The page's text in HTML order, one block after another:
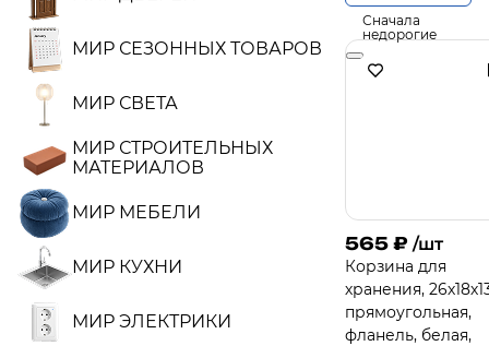
МИР СЕЗОННЫХ ТОВАРОВ
МИР СВЕТА
МИР СТРОИТЕЛЬНЫХ
МАТЕРИАЛОВ
МИР МЕБЕЛИ
МИР КУХНИ
МИР ЭЛЕКТРИКИ
Сначала
недорогие
565 ₽ /шт
Корзина для
хранения,
прямоугольная,
фланель, белая,